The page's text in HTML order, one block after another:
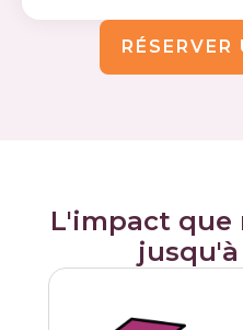
L'impact que